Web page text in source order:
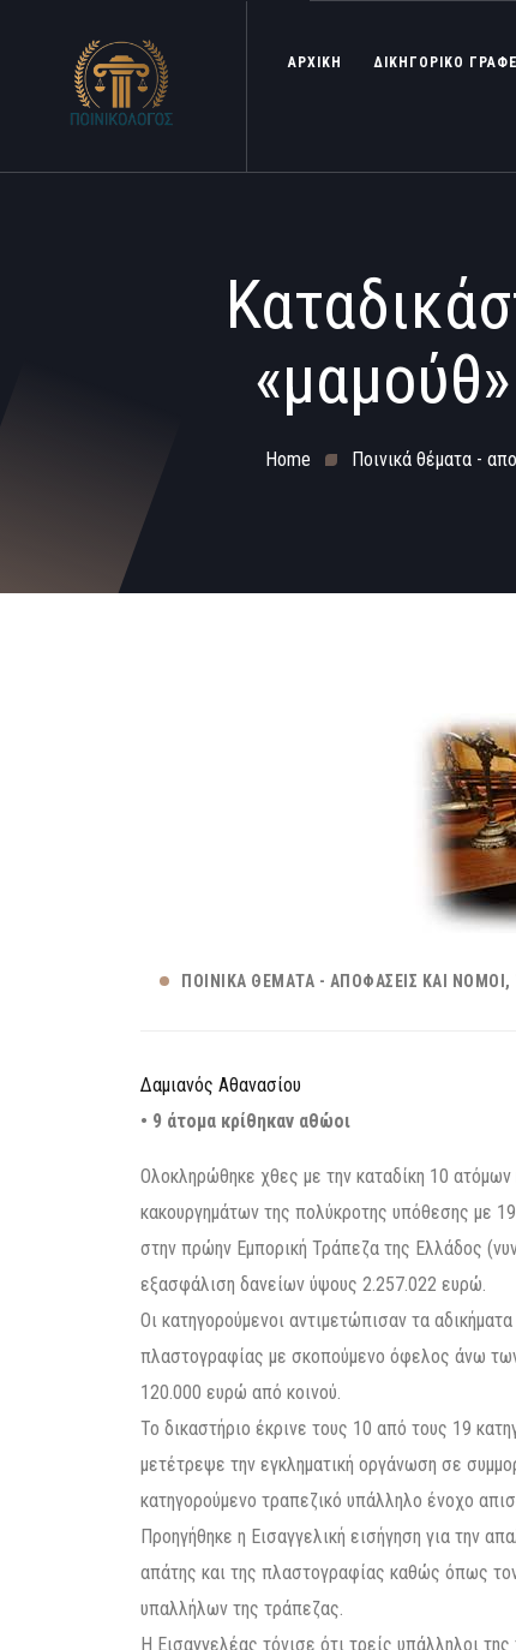
ΑΡΧΙΚΗ ΔΙΚΗΓΟΡΙΚΟ
Home Ποινικά θέματα -
ΠΟΙΝΙΚΆ ΘΈΜΑΤΑ - ΑΠΟΦΆΣΕΙΣ ΚΑΙ ΝΌΜΟΙ
Δαμιανός Αθανασίου
• 9 άτομα κρίθηκαν αθώοι
Ολοκληρώθηκε χθες με την καταδίκη 10
κακουργημάτων της πολύκροτης υπόθεσης με
στην πρώην Εμπορική Τράπεζα της Ελλάδος
εξασφάλιση δανείων ύψους 2.257.022 ευρώ.
Οι κατηγορούμενοι αντιμετώπισαν τα
πλαστογραφίας με σκοπούμενο όφελος άνω
120.000 ευρώ από κοινού.
Το δικαστήριο έκρινε τους 10 από τους 19
μετέτρεψε την εγκληματική οργάνωση σε
κατηγορούμενο τραπεζικό υπάλληλο ένοχο
Προηγήθηκε η Εισαγγελική εισήγηση για την
απάτης και της πλαστογραφίας καθώς όπως
υπαλλήλων της τράπεζας.
Η Εισαγγελέας τόνισε ότι τρείς υπάλληλοι